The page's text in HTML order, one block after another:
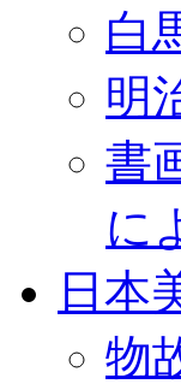
白
明
書
に
日本
物